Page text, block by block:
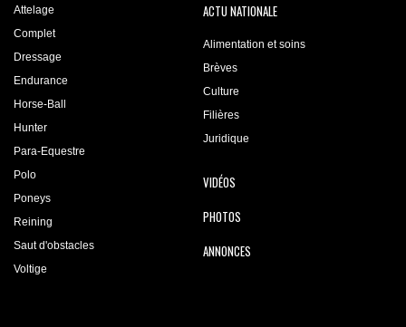
Attelage
Complet
Dressage
Endurance
Horse-Ball
Hunter
Para-Equestre
Polo
Poneys
Reining
Saut d'obstacles
Voltige
ACTU NATIONALE
Alimentation et soins
Brèves
Culture
Filières
Juridique
VIDÉOS
PHOTOS
ANNONCES